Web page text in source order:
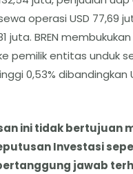
operasi USD 77,69
juta. BREN
pemilik entitas unduk
0,53%
ini tidak bertujuan
Investasi
jawab